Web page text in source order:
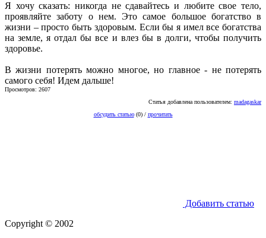
Я хочу сказать: никогда не сдавайтесь и любите свое тело,
проявляйте заботу о нем. Это самое большое богатство в
жизни – просто быть здоровым. Если бы я имел все богатства
на земле, я отдал бы все и влез бы в долги, чтобы получить
здоровье.
В жизни потерять можно многое, но главное - не потерять
самого себя! Идем дальше!
Просмотров: 2607
Статья добавлена пользователем: madagaskar
обсудить статью(0) / прочитать
Добавить статью
Copyright © 2002